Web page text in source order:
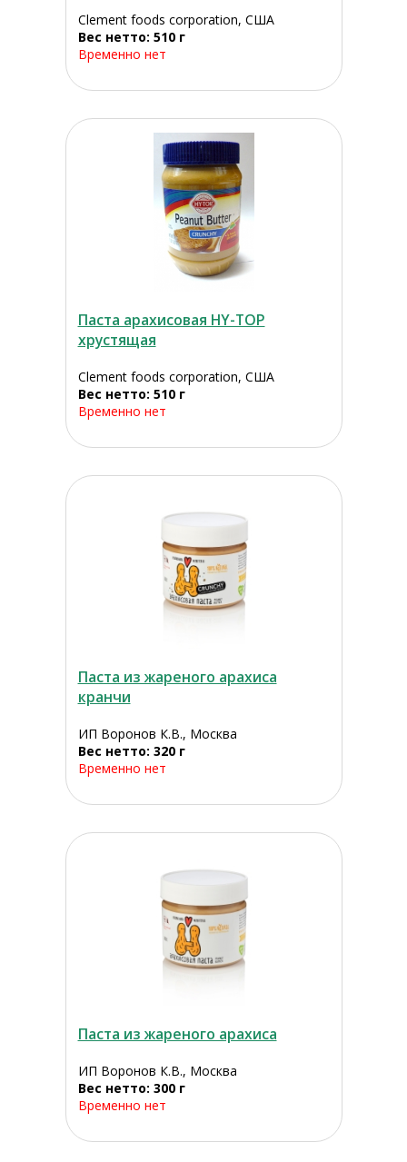
Clement foods corporation, США
Вес нетто: 510 г
Временно нет
Паста арахисовая HY-TOP
хрустящая
Clement foods corporation, США
Вес нетто: 510 г
Временно нет
Паста из жареного арахиса
кранчи
ИП Воронов К.В., Москва
Вес нетто: 320 г
Временно нет
Паста из жареного арахиса
ИП Воронов К.В., Москва
Вес нетто: 300 г
Временно нет